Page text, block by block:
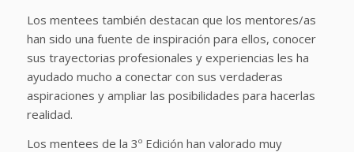
Los mentees también destacan que los mentores/as
han sido una fuente de inspiración para ellos, conocer
sus trayectorias profesionales y experiencias les ha
ayudado mucho a conectar con sus verdaderas
aspiraciones y ampliar las posibilidades para hacerlas
realidad.
Los mentees de la 3º Edición han valorado muy